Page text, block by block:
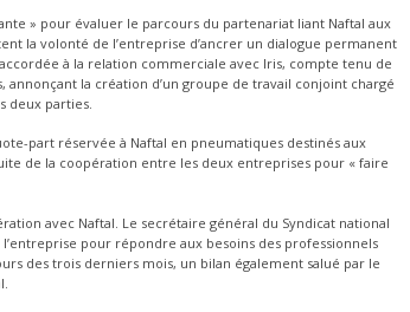
» pour évaluer le parcours du partenariat liant Naftal aux
la volonté de l’entreprise d’ancrer un dialogue permanent
à la relation commerciale avec Iris, compte tenu de
la création d’un groupe de travail conjoint chargé
deux parties.
part réservée à Naftal en pneumatiques destinés aux
de la coopération entre les deux entreprises pour « faire
avec Naftal. Le secrétaire général du Syndicat national
pour répondre aux besoins des professionnels
des trois derniers mois, un bilan également salué par le